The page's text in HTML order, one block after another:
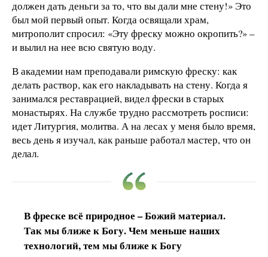
должен дать деньги за то, что вы дали мне стену!» Это
был мой первый опыт. Когда освящали храм,
митрополит спросил: «Эту фреску можно окропить?» –
и вылил на нее всю святую воду.
В академии нам преподавали римскую фреску: как
делать раствор, как его накладывать на стену. Когда я
занимался реставрацией, видел фрески в старых
монастырях. На службе трудно рассмотреть росписи:
идет Литургия, молитва. А на лесах у меня было время,
весь день я изучал, как раньше работал мастер, что он
делал.
В фреске всё природное – Божий материал.
Так мы ближе к Богу. Чем меньше наших
технологий, тем мы ближе к Богу